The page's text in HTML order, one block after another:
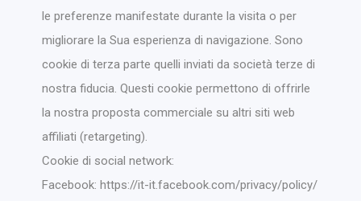
le preferenze manifestate durante la visita o per
migliorare la Sua esperienza di navigazione. Sono
cookie di terza parte quelli inviati da società terze di
nostra fiducia. Questi cookie permettono di offrirle
la nostra proposta commerciale su altri siti web
affiliati (retargeting).
Cookie di social network:
Facebook:https://it-it.facebook.com/privacy/policy/